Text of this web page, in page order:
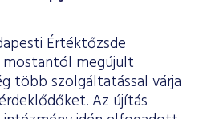
Értéktőzsde
mostantól megújult
több szolgáltatással várja
Az újítás